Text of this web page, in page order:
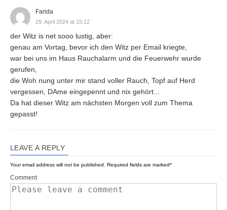
Farida
29. April 2024 at 15:12
der Witz is net sooo lustig, aber:
genau am Vortag, bevor ich den Witz per Email kriegte,
war bei uns im Haus Rauchalarm und die Feuerwehr wurde
gerufen,
die Woh nung unter mir stand voller Rauch, Topf auf Herd
vergessen, DAme eingepennt und nix gehört...
Da hat dieser Witz am nächsten Morgen voll zum Thema
gepasst!
LEAVE A REPLY
Your email address will not be published. Required fields are marked*
Comment